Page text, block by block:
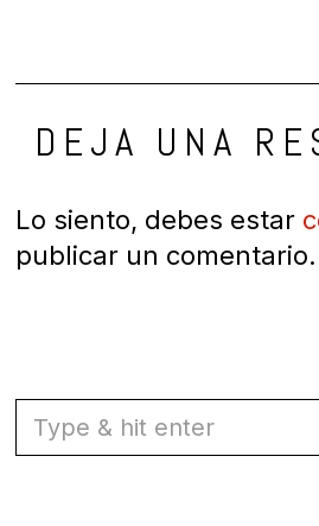
DEJA UNA
Lo siento, debes estar
publicar un comentario.